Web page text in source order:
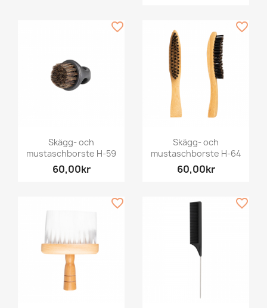
Skägg- och
mustaschborste H-59
60,00kr
favorite_border
Skägg- och
mustaschborste H-64
60,00kr
favorite_border
favorite_border favorite_border